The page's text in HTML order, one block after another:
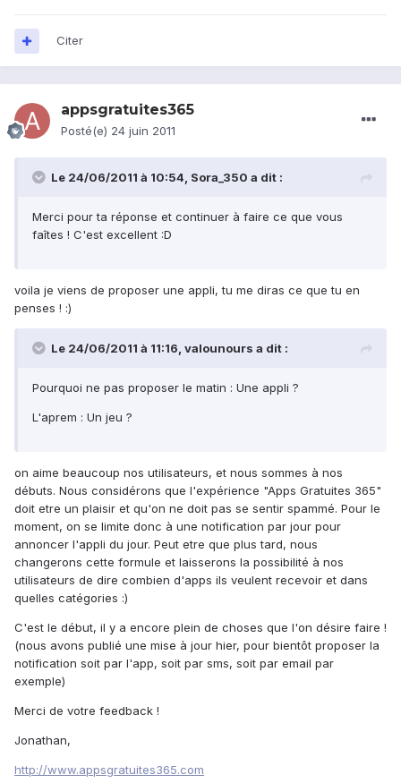
Citer
appsgratuites365
Posté(e) 24 juin 2011
Le 24/06/2011 à 10:54, Sora_350 a dit :
Merci pour ta réponse et continuer à faire ce que vous
faîtes ! C'est excellent :D
voila je viens de proposer une appli, tu me diras ce que tu en
penses ! :)
Le 24/06/2011 à 11:16, valounours a dit :
Pourquoi ne pas proposer le matin : Une appli ?
L'aprem : Un jeu ?
on aime beaucoup nos utilisateurs, et nous sommes à nos
débuts. Nous considérons que l'expérience "Apps Gratuites 365"
doit etre un plaisir et qu'on ne doit pas se sentir spammé. Pour le
moment, on se limite donc à une notification par jour pour
annoncer l'appli du jour. Peut etre que plus tard, nous
changerons cette formule et laisserons la possibilité à nos
utilisateurs de dire combien d'apps ils veulent recevoir et dans
quelles catégories :)
C'est le début, il y a encore plein de choses que l'on désire faire !
(nous avons publié une mise à jour hier, pour bientôt proposer la
notification soit par l'app, soit par sms, soit par email par
exemple)
Merci de votre feedback !
Jonathan,
http://www.appsgratuites365.com